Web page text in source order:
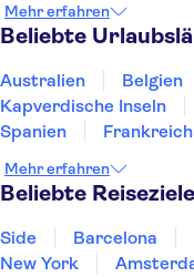
Halifax
Mehr erfahren
Beliebte
Australien Belgien
Kapverdische Inseln
Spanien
Frankreich
Norwegen
Polen
Mehr erfahren
Beliebte Reiseziele
Side Barcelona
New York